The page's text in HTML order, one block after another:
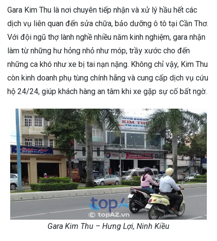
Gara Kim Thu là nơi chuyên tiếp nhận và xử lý hầu hết các
dịch vụ liên quan đến sửa chữa, bảo dưỡng ô tô tại Cần Thơ.
Với đội ngũ thợ lành nghề nhiều năm kinh nghiệm, gara nhận
làm từ những hư hỏng nhỏ như móp, trầy xước cho đến
những ca khó như xe bị tai nạn nặng. Không chỉ vậy, Kim Thu
còn kinh doanh phụ tùng chính hãng và cung cấp dịch vụ cứu
hộ 24/24, giúp khách hàng an tâm khi xe gặp sự cố bất ngờ.
Gara Kim Thu – Hưng Lợi, Ninh Kiều